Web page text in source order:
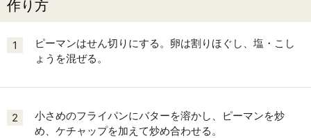
作り方
1
ピーマンはせん切りにする。卵は割りほぐし、塩・こし
ょうを混ぜる。
2
小さめのフライパンにバターを溶かし、ピーマンを炒
め、ケチャップを加えて炒め合わせる。